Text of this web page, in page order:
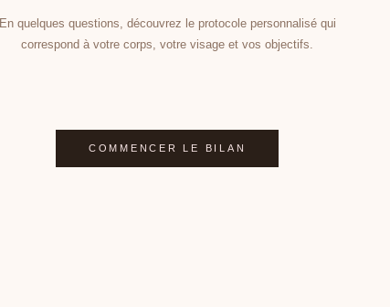
En quelques questions, découvrez le protocole personnalisé qui
correspond à votre corps, votre visage et vos objectifs.
COMMENCER LE BILAN